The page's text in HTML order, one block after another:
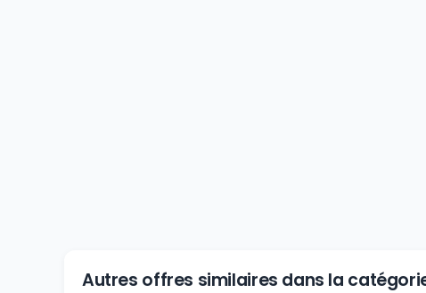
Autres offres similaires dans la